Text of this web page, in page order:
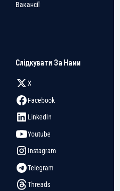
Вакансії
Слідкувати За Нами
X
Facebook
LinkedIn
Youtube
Instagram
Telegram
Threads